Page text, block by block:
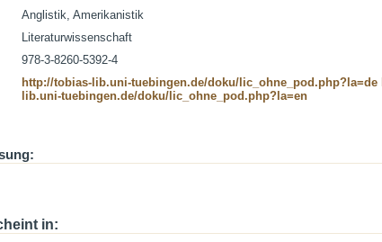
Anglistik, Amerikanistik
Literaturwissenschaft
978-3-8260-5392-4
http://tobias-lib.uni-tuebingen.de/doku/lic_ohne_pod.php?la=de
lib.uni-tuebingen.de/doku/lic_ohne_pod.php?la=en
in: